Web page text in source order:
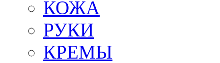
КОЖА
РУКИ
КРЕМЫ